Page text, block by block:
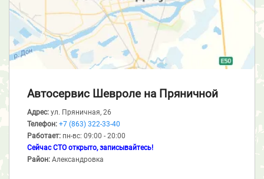
Автосервис Шевроле на Пряничной
Адрес: ул. Пряничная, 26
Телефон: +7 (863) 322-33-40
Работает: пн-вс: 09:00 - 20:00
Сейчас СТО открыто, записывайтесь!
Район: Александровка